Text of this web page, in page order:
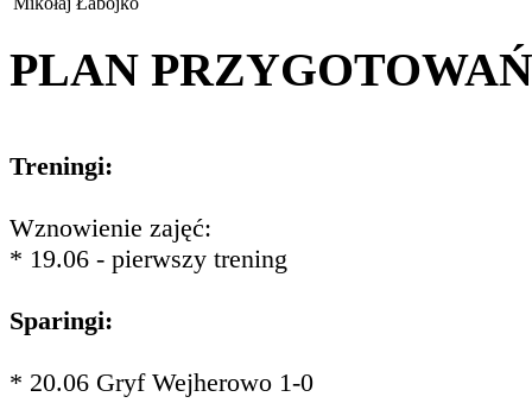
PLAN PRZYGOTOWAŃ
Treningi:
Wznowienie zajęć:
* 19.06 - pierwszy trening
Sparingi:
* 20.06 Gryf Wejherowo 1-0